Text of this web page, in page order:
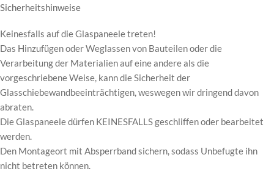
Sicherheitshinweise
Keinesfalls auf die Glaspaneele treten!
Das Hinzufügen oder Weglassen von Bauteilen oder die
Verarbeitung der Materialien auf eine andere als die
vorgeschriebene Weise, kann die Sicherheit der
Glasschiebewandbeeinträchtigen, weswegen wir dringend davon
abraten.
Die Glaspaneele dürfen KEINESFALLS geschliffen oder bearbeitet
werden.
Den Montageort mit Absperrband sichern, sodass Unbefugte ihn
nicht betreten können.